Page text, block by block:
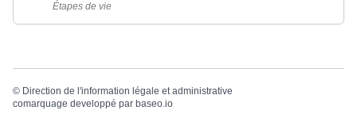
Étapes de vie
© Direction de l'information légale et administrative
comarquage developpé par baseo.io